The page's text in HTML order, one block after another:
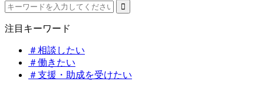
注目キーワード
＃相談したい
＃働きたい
＃支援・助成を受けたい